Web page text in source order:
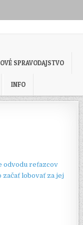
SPRAVODAJSTVO
INFO